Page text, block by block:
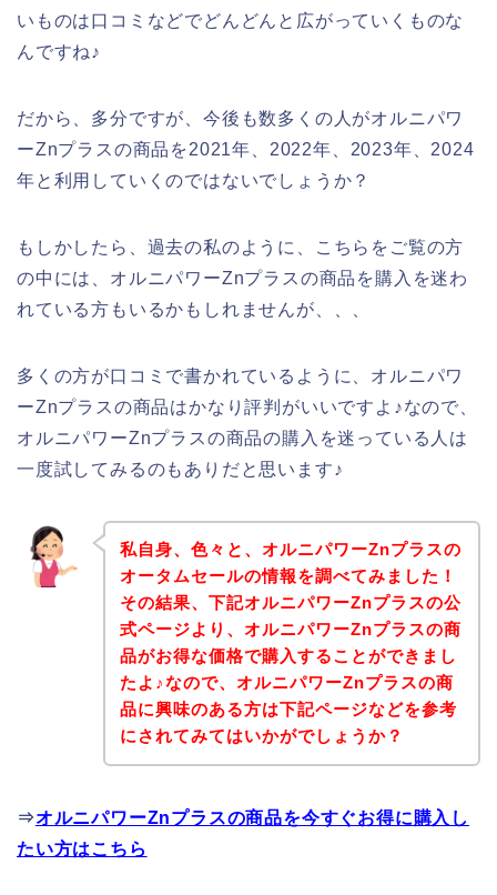
いものは口コミなどでどんどんと広がっていくものな
んですね♪
だから、多分ですが、今後も数多くの人がオルニパワ
ーZnプラスの商品を2021年、2022年、2023年、2024
年と利用していくのではないでしょうか？
もしかしたら、過去の私のように、こちらをご覧の方
の中には、オルニパワーZnプラスの商品を購入を迷わ
れている方もいるかもしれませんが、、、
多くの方が口コミで書かれているように、オルニパワ
ーZnプラスの商品はかなり評判がいいですよ♪なので、
オルニパワーZnプラスの商品の購入を迷っている人は
一度試してみるのもありだと思います♪
私自身、色々と、オルニパワーZnプラスの
オータムセールの情報を調べてみました！
その結果、下記オルニパワーZnプラスの公
式ページより、オルニパワーZnプラスの商
品がお得な価格で購入することができまし
たよ♪なので、オルニパワーZnプラスの商
品に興味のある方は下記ページなどを参考
にされてみてはいかがでしょうか？
⇒オルニパワーZnプラスの商品を今すぐお得に購入し
たい方はこちら